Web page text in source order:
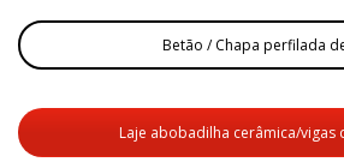
Betão / Chapa perfilada
Laje abobadilha cerâmica/vigas